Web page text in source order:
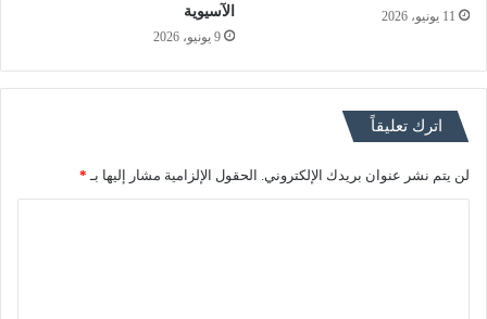
11 يونيو، 2026
الآسيوية
9 يونيو، 2026
اترك تعليقاً
لن يتم نشر عنوان بريدك الإلكتروني. الحقول الإلزامية مشار إليها بـ *